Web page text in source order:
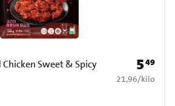
Chicken Sweet & Spicy
Prijs: €
549
€ 21,96 per kilo
21,96/kilo